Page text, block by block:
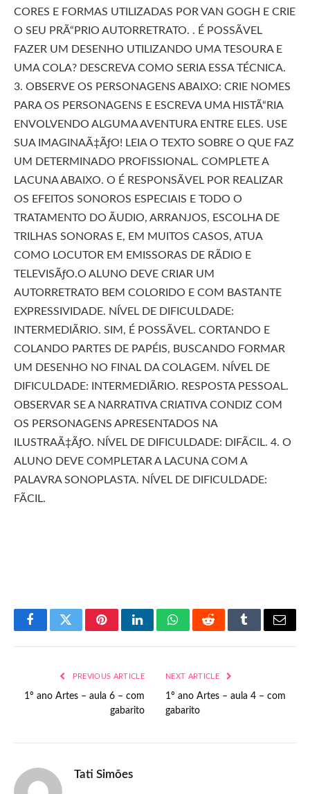
CORES E FORMAS UTILIZADAS POR VAN GOGH E CRIE
O SEU PRÃ“PRIO AUTORRETRATO. . É POSSÃVEL
FAZER UM DESENHO UTILIZANDO UMA TESOURA E
UMA COLA? DESCREVA COMO SERIA ESSA TÉCNICA.
3. OBSERVE OS PERSONAGENS ABAIXO: CRIE NOMES
PARA OS PERSONAGENS E ESCREVA UMA HISTÃ“RIA
ENVOLVENDO ALGUMA AVENTURA ENTRE ELES. USE
SUA IMAGINAÃ‡ÃƒO! LEIA O TEXTO SOBRE O QUE FAZ
UM DETERMINADO PROFISSIONAL. COMPLETE A
LACUNA ABAIXO. O É RESPONSÃVEL POR REALIZAR
OS EFEITOS SONOROS ESPECIAIS E TODO O
TRATAMENTO DO ÃUDIO, ARRANJOS, ESCOLHA DE
TRILHAS SONORAS E, EM MUITOS CASOS, ATUA
COMO LOCUTOR EM EMISSORAS DE RÃDIO E
TELEVISÃƒO.O ALUNO DEVE CRIAR UM
AUTORRETRATO BEM COLORIDO E COM BASTANTE
EXPRESSIVIDADE. NÍVEL DE DIFICULDADE:
INTERMEDIÃRIO. SIM, É POSSÃVEL. CORTANDO E
COLANDO PARTES DE PAPÉIS, BUSCANDO FORMAR
UM DESENHO NO FINAL DA COLAGEM. NÍVEL DE
DIFICULDADE: INTERMEDIÃRIO. RESPOSTA PESSOAL.
OBSERVAR SE A NARRATIVA CRIATIVA CONDIZ COM
OS PERSONAGENS APRESENTADOS NA
ILUSTRAÃ‡ÃƒO. NÍVEL DE DIFICULDADE: DIFÃCIL. 4. O
ALUNO DEVE COMPLETAR A LACUNA COM A
PALAVRA SONOPLASTA. NÍVEL DE DIFICULDADE:
FÃCIL.
FacebookTwitterPinterestLinkedInWhatsAppRedditTumblrEmail
PREVIOUS ARTICLE
1º ano Artes – aula 6 – com
gabarito
NEXT ARTICLE
1º ano Artes – aula 4 – com
gabarito
Tati Simões